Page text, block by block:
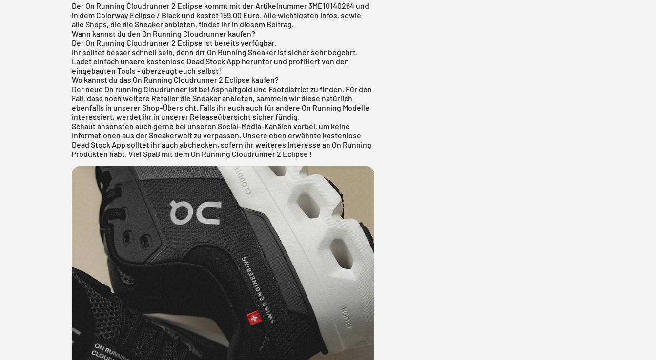
Der On Running Cloudrunner 2 Eclipse kommt mit der Artikelnummer 3ME10140264 und
in dem Colorway Eclipse / Black und kostet 159.00 Euro. Alle wichtigsten Infos, sowie
alle Shops, die die Sneaker anbieten, findet ihr in diesem Beitrag.
Wann kannst du den On Running Cloudrunner kaufen?
Der On Running Cloudrunner 2 Eclipse ist bereits verfügbar.
Ihr solltet besser schnell sein, denn drr On Running Sneaker ist sicher sehr begehrt.
Ladet einfach unsere kostenlose Dead Stock App herunter und profitiert von den
eingebauten Tools - überzeugt euch selbst!
Wo kannst du das On Running Cloudrunner 2 Eclipse kaufen?
Der neue On running Cloudrunner ist bei Asphaltgold und Footdistrict zu finden. Für den
Fall, dass noch weitere Retailer die Sneaker anbieten, sammeln wir diese natürlich
ebenfalls in unserer Shop-Übersicht. Falls ihr euch auch für andere On Running Modelle
interessiert, werdet ihr in unserer Releaseübersichtsicher fündig.
Schaut ansonsten auch gerne bei unseren Social-Media-Kanälen vorbei, um keine
Informationen aus der Sneakerwelt zu verpassen. Unsere eben erwähnte kostenlose
Dead Stock App solltet ihr auch abchecken, sofern ihr weiteres Interesse an On Running
Produkten habt. Viel Spaß mit dem On Running Cloudrunner 2 Eclipse !